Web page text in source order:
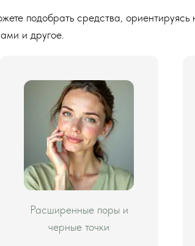
подобрать средства,
и другое.
Расширенные поры и
черные точки